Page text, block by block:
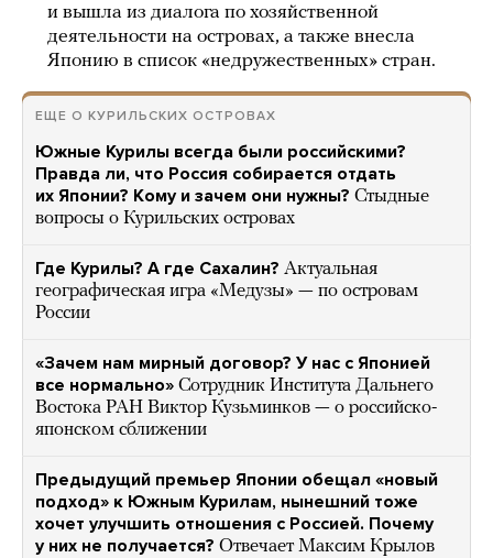
и вышла из диалога по хозяйственной
деятельности на островах, а также внесла
Японию в список «недружественных» стран.
ЕЩЕ О КУРИЛЬСКИХ ОСТРОВАХ
Южные Курилы всегда были российскими?
Правда ли, что Россия собирается отдать
их Японии? Кому и зачем они нужны? Стыдные
вопросы о Курильских островах
Где Курилы? А где Сахалин? Актуальная
географическая игра «Медузы» — по островам
России
«Зачем нам мирный договор? У нас с Японией
все нормально» Сотрудник Института Дальнего
Востока РАН Виктор Кузьминков — о российско-
японском сближении
Предыдущий премьер Японии обещал «новый
подход» к Южным Курилам, нынешний тоже
хочет улучшить отношения с Россией. Почему
у них не получается? Отвечает Максим Крылов